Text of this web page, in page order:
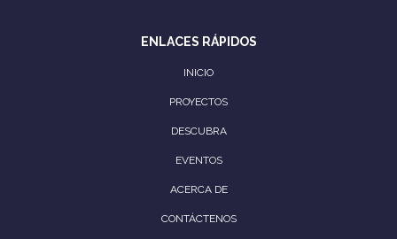
ENLACES RÁPIDOS
INICIO
PROYECTOS
DESCUBRA
EVENTOS
ACERCA DE
CONTÁCTENOS